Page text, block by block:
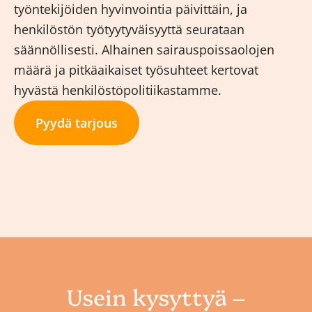
työntekijöiden hyvinvointia päivittäin, ja
henkilöstön työtyytyväisyyttä seurataan
säännöllisesti. Alhainen sairauspoissaolojen
määrä ja pitkäaikaiset työsuhteet kertovat
hyvästä henkilöstöpolitiikastamme.
Pyydä tarjous
Usein kysyttyä –